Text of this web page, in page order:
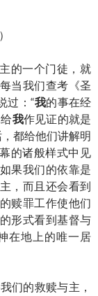
的一个门徒，就
当我们查考《圣
过：“我的事在经
我作见证的就是
，都给他们讲解明
的诸般样式中见
果我们的依靠是
，而且还会看到
赎罪工作使他们
形式看到基督与
在地上的唯一居
们的救赎与主，